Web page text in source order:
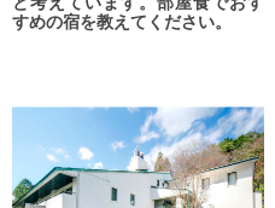
すめの宿を教えてください。